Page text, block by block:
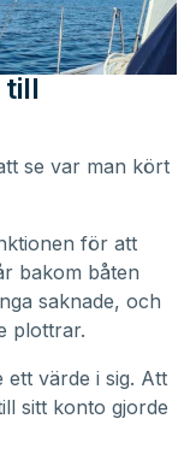
till
se var man kört
för att
bakom båten
saknade, och
plottrar.
ett värde i sig. Att
sitt konto gjorde